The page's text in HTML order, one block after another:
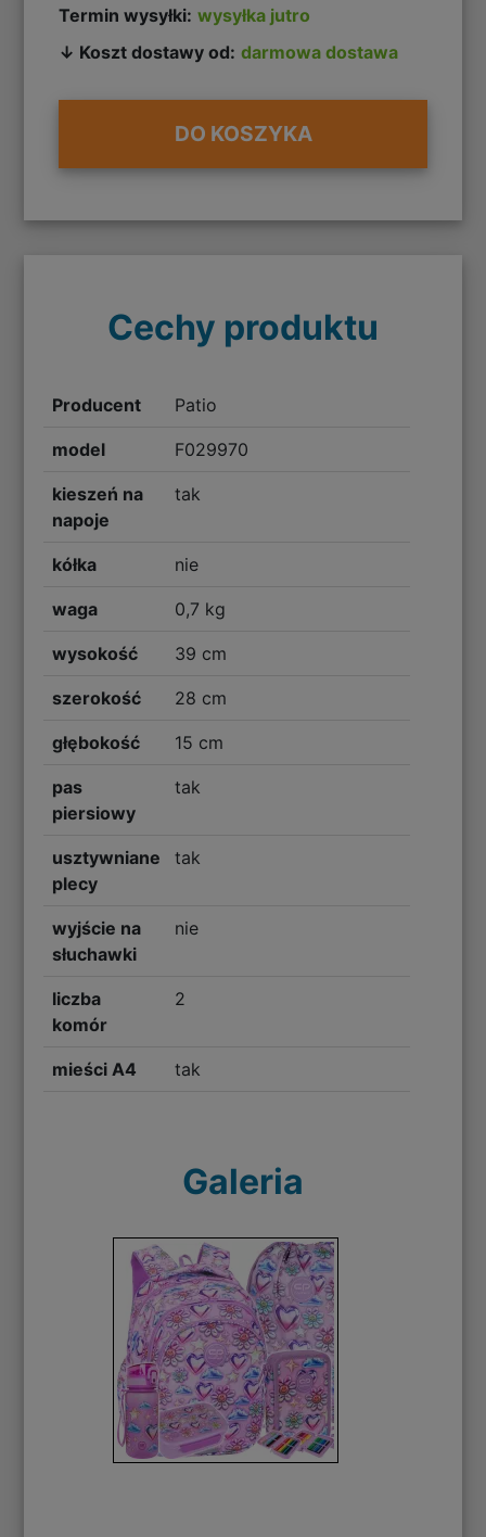
Termin wysyłki: wysyłka jutro
↓ Koszt dostawy od: darmowa dostawa
DO KOSZYKA
Cechy produktu
Producent Patio
model F029970
kieszeń na
napoje
tak
kółka nie
waga 0,7 kg
wysokość 39 cm
szerokość 28 cm
głębokość 15 cm
pas
piersiowy
tak
usztywniane
plecy
tak
wyjście na
słuchawki
nie
liczba
komór
2
mieści A4 tak
Galeria